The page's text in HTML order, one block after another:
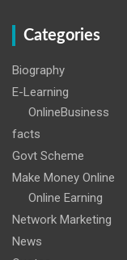
Categories
Biography
E-Learning
OnlineBusiness
facts
Govt Scheme
Make Money Online
Online Earning
Network Marketing
News